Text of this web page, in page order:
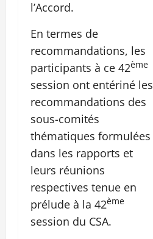
l’Accord.
En termes de
recommandations, les
participants à ce 42ème
session ont entériné les
recommandations des
sous-comités
thématiques formulées
dans les rapports et
leurs réunions
respectives tenue en
prélude à la 42ème
session du CSA.